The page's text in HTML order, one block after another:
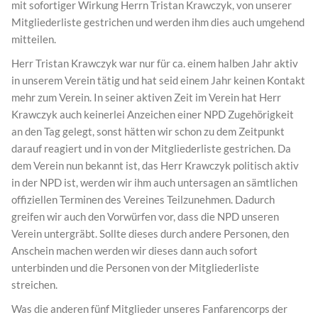
mit sofortiger Wirkung Herrn Tristan Krawczyk, von unserer
Mitgliederliste gestrichen und werden ihm dies auch umgehend
mitteilen.
Herr Tristan Krawczyk war nur für ca. einem halben Jahr aktiv
in unserem Verein tätig und hat seid einem Jahr keinen Kontakt
mehr zum Verein. In seiner aktiven Zeit im Verein hat Herr
Krawczyk auch keinerlei Anzeichen einer NPD Zugehörigkeit
an den Tag gelegt, sonst hätten wir schon zu dem Zeitpunkt
darauf reagiert und in von der Mitgliederliste gestrichen. Da
dem Verein nun bekannt ist, das Herr Krawczyk politisch aktiv
in der NPD ist, werden wir ihm auch untersagen an sämtlichen
offiziellen Terminen des Vereines Teilzunehmen. Dadurch
greifen wir auch den Vorwürfen vor, dass die NPD unseren
Verein untergräbt. Sollte dieses durch andere Personen, den
Anschein machen werden wir dieses dann auch sofort
unterbinden und die Personen von der Mitgliederliste
streichen.
Was die anderen fünf Mitglieder unseres Fanfarencorps der